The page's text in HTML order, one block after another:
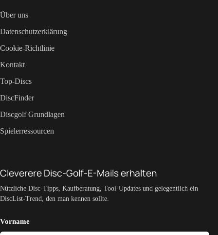
Über uns
Datenschutzerklärung
Cookie-Richtlinie
Kontakt
Top-Discs
DiscFinder
Discgolf Grundlagen
Spielerressourcen
Cleverere Disc-Golf-E-Mails erhalten
Nützliche Disc-Tipps, Kaufberatung, Tool-Updates und gelegentlich ein
DiscList-Trend, den man kennen sollte.
Vorname